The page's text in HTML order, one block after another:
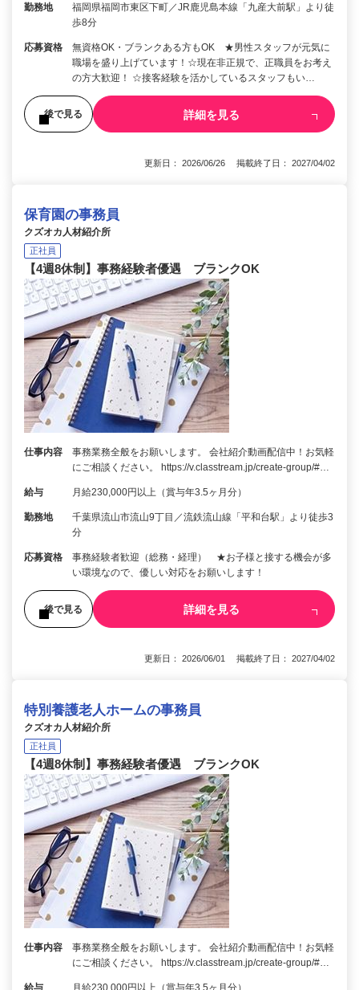
勤務地
福岡県福岡市東区下町／JR鹿児島本線「九産大前駅」より徒
歩8分
応募資格
無資格OK・ブランクある方もOK ★男性スタッフが元気に
職場を盛り上げています！☆現在非正規で、正職員をお考え
の方大歓迎！ ☆接客経験を活かしているスタッフもい…
後で見る 詳細を見る
更新日： 2026/06/26 掲載終了日： 2027/04/02
保育園の事務員
クズオカ人材紹介所
正社員
【4週8休制】事務経験者優遇 ブランクOK
仕事内容
事務業務全般をお願いします。 会社紹介動画配信中！お気軽
にご相談ください。 https://v.classtream.jp/create-group/#…
給与 月給230,000円以上（賞与年3.5ヶ月分）
勤務地
千葉県流山市流山9丁目／流鉄流山線「平和台駅」より徒歩3
分
応募資格
事務経験者歓迎（総務・経理） ★お子様と接する機会が多
い環境なので、優しい対応をお願いします！
後で見る 詳細を見る
更新日： 2026/06/01 掲載終了日： 2027/04/02
特別養護老人ホームの事務員
クズオカ人材紹介所
正社員
【4週8休制】事務経験者優遇 ブランクOK
仕事内容
事務業務全般をお願いします。 会社紹介動画配信中！お気軽
にご相談ください。 https://v.classtream.jp/create-group/#…
給与 月給230,000円以上（賞与年3.5ヶ月分）